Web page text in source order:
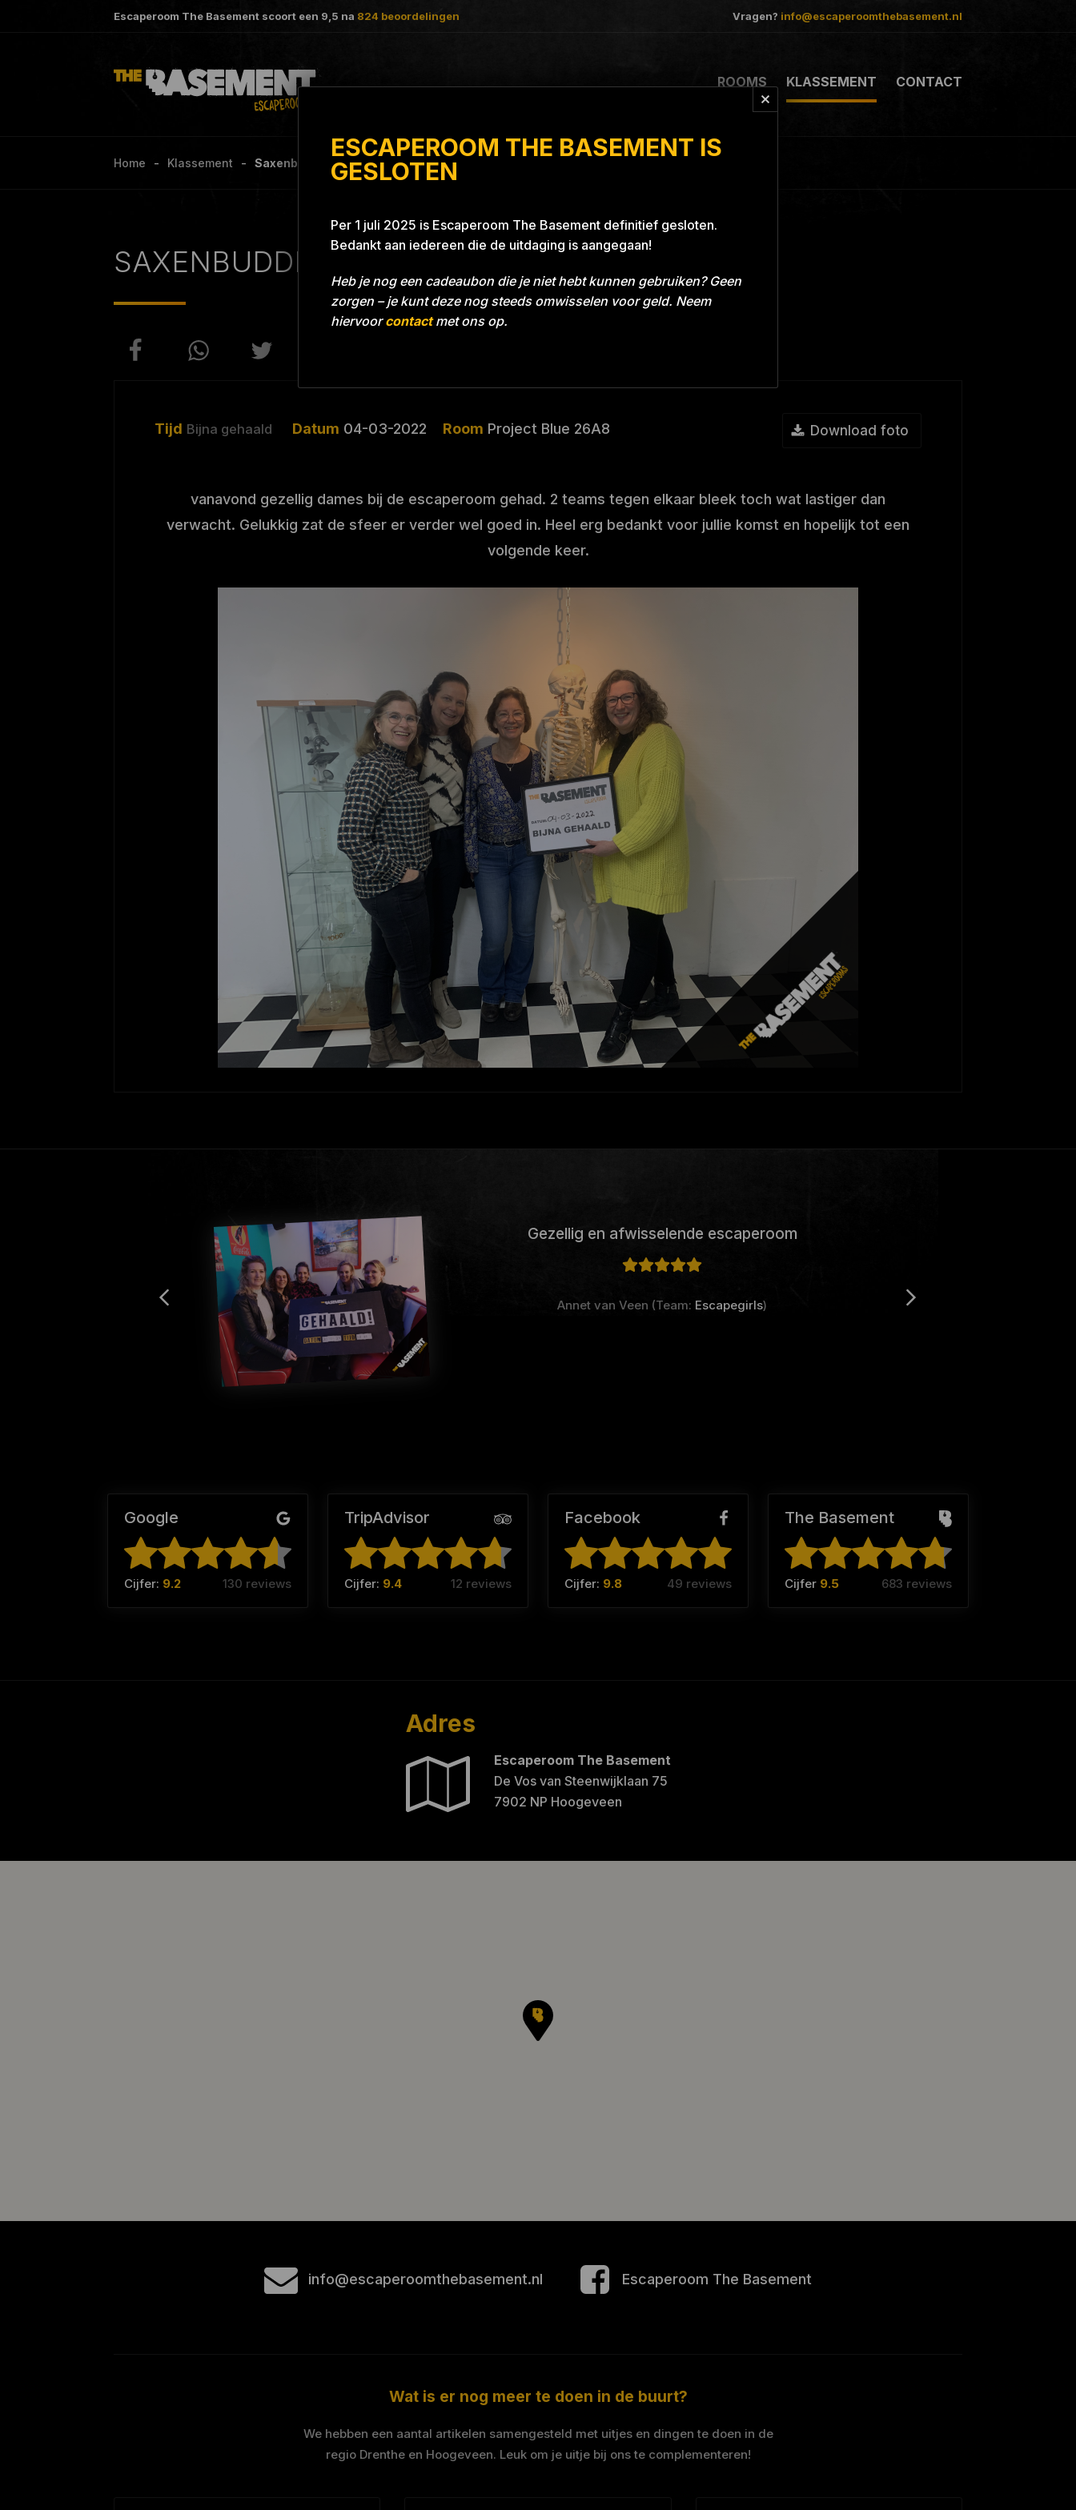
ESCAPEROOM THE BASEMENT IS
GESLOTEN
Per 1 juli 2025 is Escaperoom The Basement definitief gesloten.
Bedankt aan iedereen die de uitdaging is aangegaan!
Heb je nog een cadeaubon die je niet hebt kunnen gebruiken? Geen
zorgen – je kunt deze nog steeds omwisselen voor geld. Neem
hiervoorcontactmet ons op.
Escaperoom The Basement scoort een 9,5 na 824 beoordelingen Vragen? info@escaperoomthebasement.nl
ROOMS KLASSEMENT CONTACT
Home Klassement Saxenbuddies Project Blue 26A8
SAXENBUDDIES
Tijd Bijna gehaald Datum 04-03-2022 Room Project Blue 26A8 Download foto
vanavond gezellig dames bij de escaperoom gehad. 2 teams tegen elkaar bleek toch wat lastiger dan
verwacht. Gelukkig zat de sfeer er verder wel goed in. Heel erg bedankt voor jullie komst en hopelijk tot een
volgende keer.
Gezellig en afwisselende escaperoom
Annet van Veen (Team: Escapegirls)
Google
Cijfer: 9.2 130 reviews
TripAdvisor
Cijfer: 9.4 12 reviews
Facebook
Cijfer: 9.8 49 reviews
The Basement
Cijfer 9.5 683 reviews
Adres
Escaperoom The Basement
De Vos van Steenwijklaan 75
7902 NP Hoogeveen
info@escaperoomthebasement.nl Escaperoom The Basement
Wat is er nog meer te doen in de buurt?
We hebben een aantal artikelen samengesteld met uitjes en dingen te doen in de
regio Drenthe en Hoogeveen. Leuk om je uitje bij ons te complementeren!